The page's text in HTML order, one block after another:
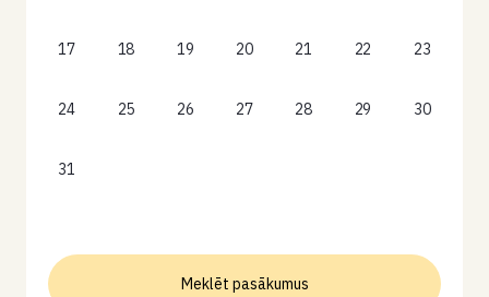
17 18 19 20 21 22 23
24 25 26 27 28 29 30
31
Meklēt pasākumus